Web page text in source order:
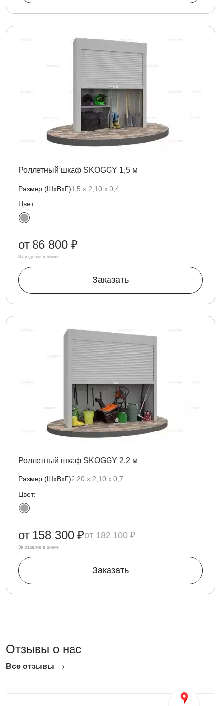
Роллетный шкаф SKOGGY 1,5 м
Размер (ШхВхГ)1,5 х 2,10 х 0,4
Цвет:
от 86 800 ₽
За изделие в цинке
Заказать
Роллетный шкаф SKOGGY 2,2 м
Размер (ШхВхГ)2,20 х 2,10 х 0,7
Цвет:
182 100 ₽
от 158 300 ₽
За изделие в цинке
Заказать
Отзывы о нас
Все отзывы